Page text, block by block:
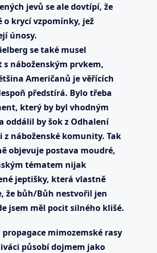
jevů se ale dovtípí, že
o krycí vzpomínky, jež
únosy.
se také musel
s náboženským prvkem,
Američanů je věřících
předstírá. Bylo třeba
který by byl vhodným
oddálil by šok z Odhalení
z náboženské komunity. Tak
objevuje postava moudré,
tématem nijak
jeptišky, která vlastně
že bůh/Bůh nestvořil jen
jsem měl pocit silného klišé.
propagace mimozemské rasy
působí dojmem jako